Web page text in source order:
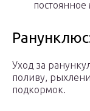
постоянное
Уход за
поливу,
подкормок.